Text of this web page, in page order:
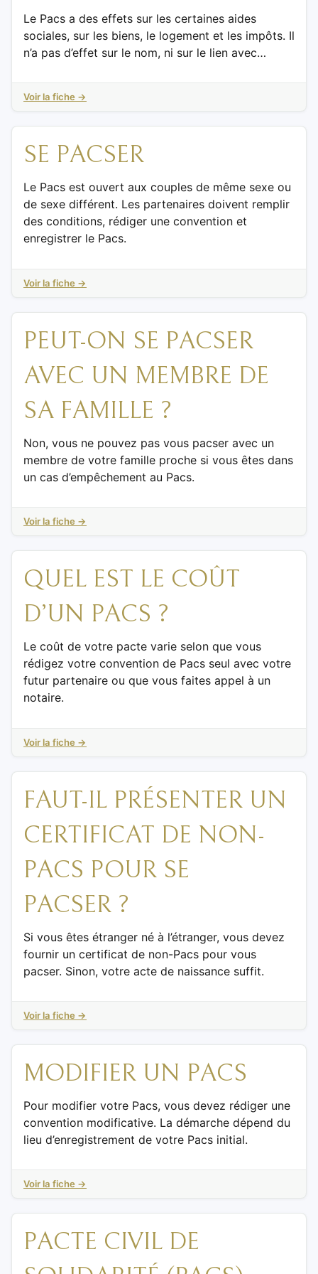
Le Pacs a des effets sur les certaines aides
sociales, sur les biens, le logement et les impôts. Il
n’a pas d’effet sur le nom, ni sur le lien avec…
Voir la fiche →
SE PACSER
Le Pacs est ouvert aux couples de même sexe ou
de sexe différent. Les partenaires doivent remplir
des conditions, rédiger une convention et
enregistrer le Pacs.
Voir la fiche →
PEUT-ON SE PACSER
AVEC UN MEMBRE DE
SA FAMILLE ?
Non, vous ne pouvez pas vous pacser avec un
membre de votre famille proche si vous êtes dans
un cas d’empêchement au Pacs.
Voir la fiche →
QUEL EST LE COÛT
D’UN PACS ?
Le coût de votre pacte varie selon que vous
rédigez votre convention de Pacs seul avec votre
futur partenaire ou que vous faites appel à un
notaire.
Voir la fiche →
FAUT-IL PRÉSENTER UN
CERTIFICAT DE NON-
PACS POUR SE
PACSER ?
Si vous êtes étranger né à l’étranger, vous devez
fournir un certificat de non-Pacs pour vous
pacser. Sinon, votre acte de naissance suffit.
Voir la fiche →
MODIFIER UN PACS
Pour modifier votre Pacs, vous devez rédiger une
convention modificative. La démarche dépend du
lieu d’enregistrement de votre Pacs initial.
Voir la fiche →
PACTE CIVIL DE